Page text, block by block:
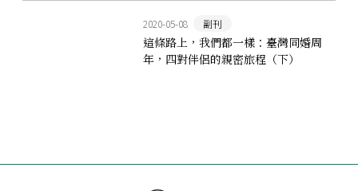
2020-05-08 副刊
這條路上，我們都一樣：臺灣同婚周
年，四對伴侶的親密旅程（下）